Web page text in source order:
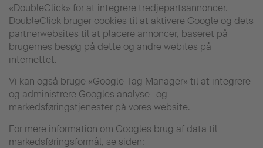
«DoubleClick» for at integrere tredjepartsannoncer.
DoubleClick bruger cookies til at aktivere Google og dets
partnerwebsites til at placere annoncer, baseret på
brugernes besøg på dette og andre webites på
internettet.
Vi kan også bruge «Google Tag Manager» til at integrere
og administrere Googles analyse- og
markedsføringstjenester på vores website.
For mere information om Googles brug af data til
markedsføringsformål, se siden: